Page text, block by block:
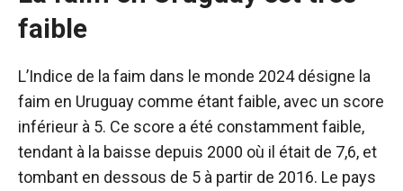
faible
L’Indice de la faim dans le monde 2024 désigne la
faim en Uruguay comme étant faible, avec un score
inférieur à 5. Ce score a été constamment faible,
tendant à la baisse depuis 2000 où il était de 7,6, et
tombant en dessous de 5 à partir de 2016. Le pays